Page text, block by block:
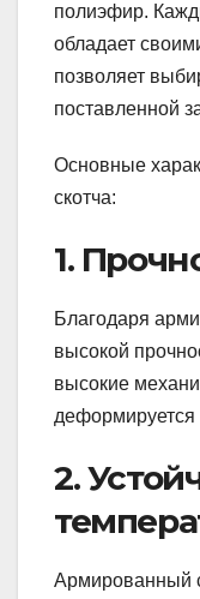
полиэфир.
обладает
позволяет
поставленной
Основные
скотча:
1.
Благодаря
высокой
высокие
деформируется
2.
Армированный